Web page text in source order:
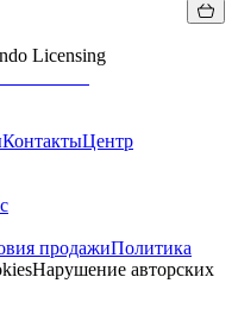
Licensing
КонтактыЦентр
продажиПолитика
Нарушение авторских